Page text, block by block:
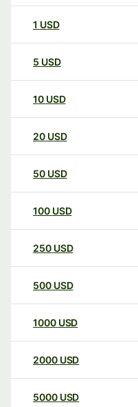
1 USD
5 USD
10 USD
20 USD
50 USD
100 USD
250 USD
500 USD
1000 USD
2000 USD
5000 USD